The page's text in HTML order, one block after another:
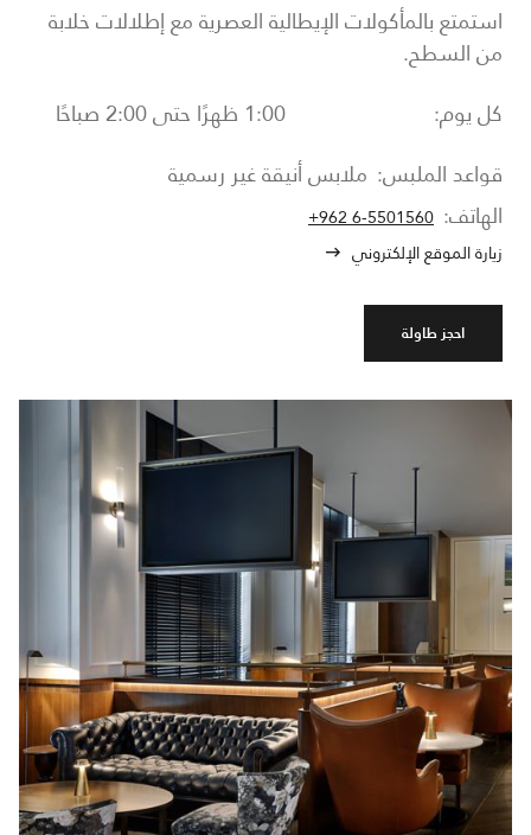
استمتع بالمأكولات الإيطالية العصرية مع إطلالات خلابة
من السطح.
كل يوم:
1:00 ظهرًا حتى 2:00 صباحًا
قواعد الملبس: ملابس أنيقة غير رسمية
الهاتف: +962 6-5501560
زيارة الموقع الإلكتروني
احجز طاولة